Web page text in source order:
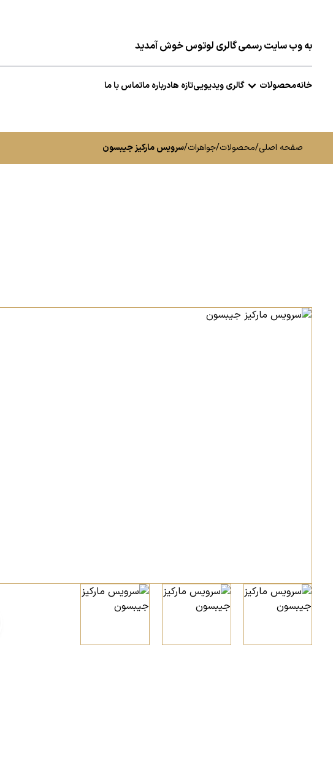
به وب سایت رسمی گالری لوتوس خوش آمدید
خانهمحصولات گالری ویدیوییتازه هادرباره ماتماس با ما
صفحه اصلی/محصولات/جواهرات/سرویس مارکیز جیبسون